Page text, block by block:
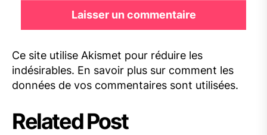
Ce site utilise Akismet pour réduire les
indésirables. En savoir plus sur comment les
données de vos commentaires sont utilisées.
Related Post